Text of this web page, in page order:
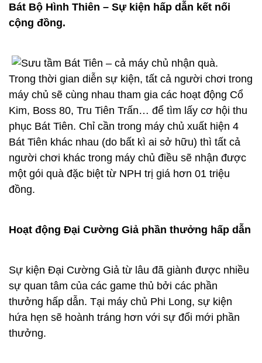
Bát Bộ Hình Thiên – Sự kiện hấp dẫn kết nối
cộng đồng.
Trong thời gian diễn sự kiện, tất cả người chơi trong
máy chủ sẽ cùng nhau tham gia các hoạt động Cổ
Kim, Boss 80, Tru Tiên Trấn… để tìm lấy cơ hội thu
phục Bát Tiên. Chỉ cần trong máy chủ xuất hiện 4
Bát Tiên khác nhau (do bất kì ai sở hữu) thì tất cả
người chơi khác trong máy chủ điều sẽ nhận được
một gói quà đặc biệt từ NPH trị giá hơn 01 triệu
đồng.
Hoạt động Đại Cường Giả phần thưởng hấp dẫn
Sự kiện Đại Cường Giả từ lâu đã giành được nhiều
sự quan tâm của các game thủ bởi các phần
thưởng hấp dẫn. Tại máy chủ Phi Long, sự kiện
hứa hẹn sẽ hoành tráng hơn với sự đổi mới phần
thưởng.